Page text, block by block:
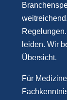
leiden. Wir
Übersicht.
Für